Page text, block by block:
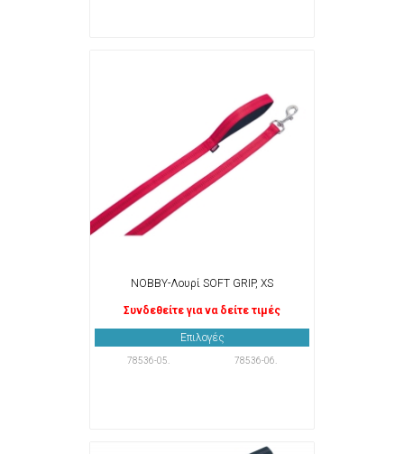
NOBBY-Λουρί SOFT GRIP, XS
Συνδεθείτε για να δείτε τιμές
Επιλογές
78536-05. 78536-06.